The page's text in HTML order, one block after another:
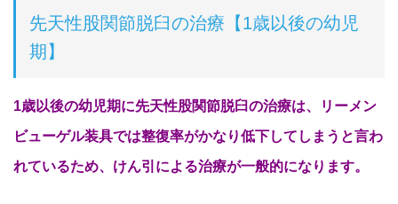
先天性股関節脱臼の治療【1歳以後の幼児
期】
1歳以後の幼児期に先天性股関節脱臼の治療は、リーメン
ビューゲル装具では整復率がかなり低下してしまうと言わ
れているため、けん引による治療が一般的になります。